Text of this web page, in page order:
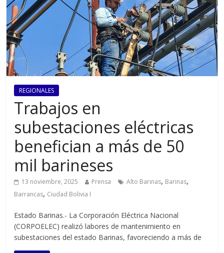
REGIONALES
Trabajos en
subestaciones eléctricas
benefician a más de 50
mil barineses
13 noviembre, 2025 Prensa Alto Barinas, Barinas,
Barrancas, Ciudad Bolivia I
Estado Barinas.- La Corporación Eléctrica Nacional
(CORPOELEC) realizó labores de mantenimiento en
subestaciones del estado Barinas, favoreciendo a más de